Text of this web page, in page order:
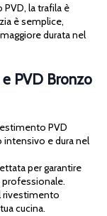
la trafila è
è semplice,
durata nel
PVD Bronzo
PVD
intensivo e dura nel
per garantire
professionale.
rivestimento
cucina.